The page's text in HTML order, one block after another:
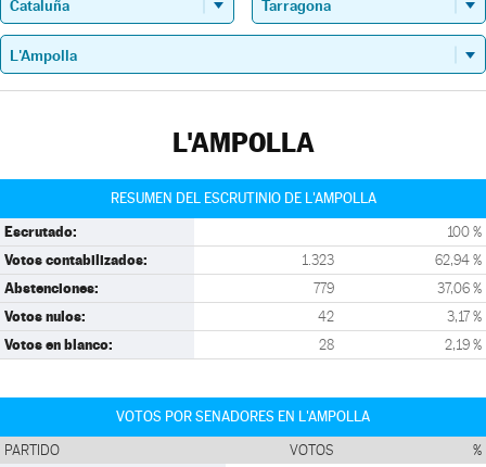
L'AMPOLLA
RESUMEN DEL ESCRUTINIO DE L'AMPOLLA
Escrutado: 100 %
Votos contabilizados: 1.323 62,94 %
Abstenciones: 779 37,06 %
Votos nulos: 42 3,17 %
Votos en blanco: 28 2,19 %
VOTOS POR SENADORES EN L'AMPOLLA
PARTIDO VOTOS %